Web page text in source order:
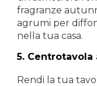
fragranze
agrumi per
nella tua casa.
5.
Rendi la tua